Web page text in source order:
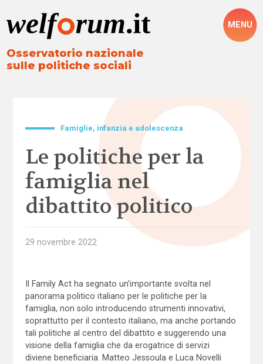
Osservatorio nazionale
sulle politiche sociali
MENU
Famiglie, infanzia e adolescenza
Le politiche per la
famiglia nel
dibattito politico
29 novembre 2022
Il Family Act ha segnato un’importante svolta nel
panorama politico italiano per le politiche per la
famiglia, non solo introducendo strumenti innovativi,
soprattutto per il contesto italiano, ma anche portando
tali politiche al centro del dibattito e suggerendo una
visione della famiglia che da erogatrice di servizi
diviene beneficiaria. Matteo Jessoula e Luca Novelli